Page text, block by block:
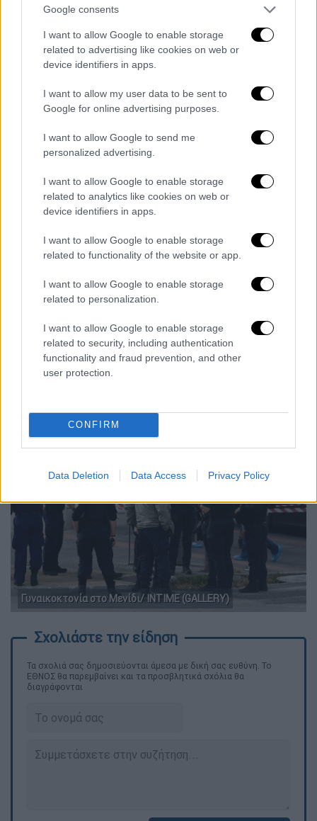
Google consents
I want to allow Google to enable storage
related to advertising like cookies on web or
device identifiers in apps.
I want to allow my user data to be sent to
Google for online advertising purposes.
I want to allow Google to send me
personalized advertising.
I want to allow Google to enable storage
related to analytics like cookies on web or
device identifiers in apps.
I want to allow Google to enable storage
related to functionality of the website or app.
I want to allow Google to enable storage
related to personalization.
I want to allow Google to enable storage
related to security, including authentication
functionality and fraud prevention, and other
user protection.
CONFIRM
Data Deletion Data Access Privacy Policy
Κάμερες ψάχνει η ΕΛ.ΑΣ
Παράλληλα, ψάχνουν αν και πού υπάρχουν
στην περιοχή καθώς
πρόκειται για πολύκεντρικόκαι
σημείο
καταστήματα.
αποκλείσειτο σημείο, ενώ οικάτοικοι
κάνουν λόγο γιαδολοφονία, ωστόσο ακόμα
τίποτα δεν έχει επιβεβαιωθεί από τις
Γυναικοκτονία στο Μενίδι/ INTIME (GALLERY)
Τα σχολιά σας δημοσιεύονται άμεσα με δική σας ευθύνη. Το
ΕΘΝΟΣ θα παρεμβαίνει και τα προσβλητικά σχόλια θα
διαγράφονται